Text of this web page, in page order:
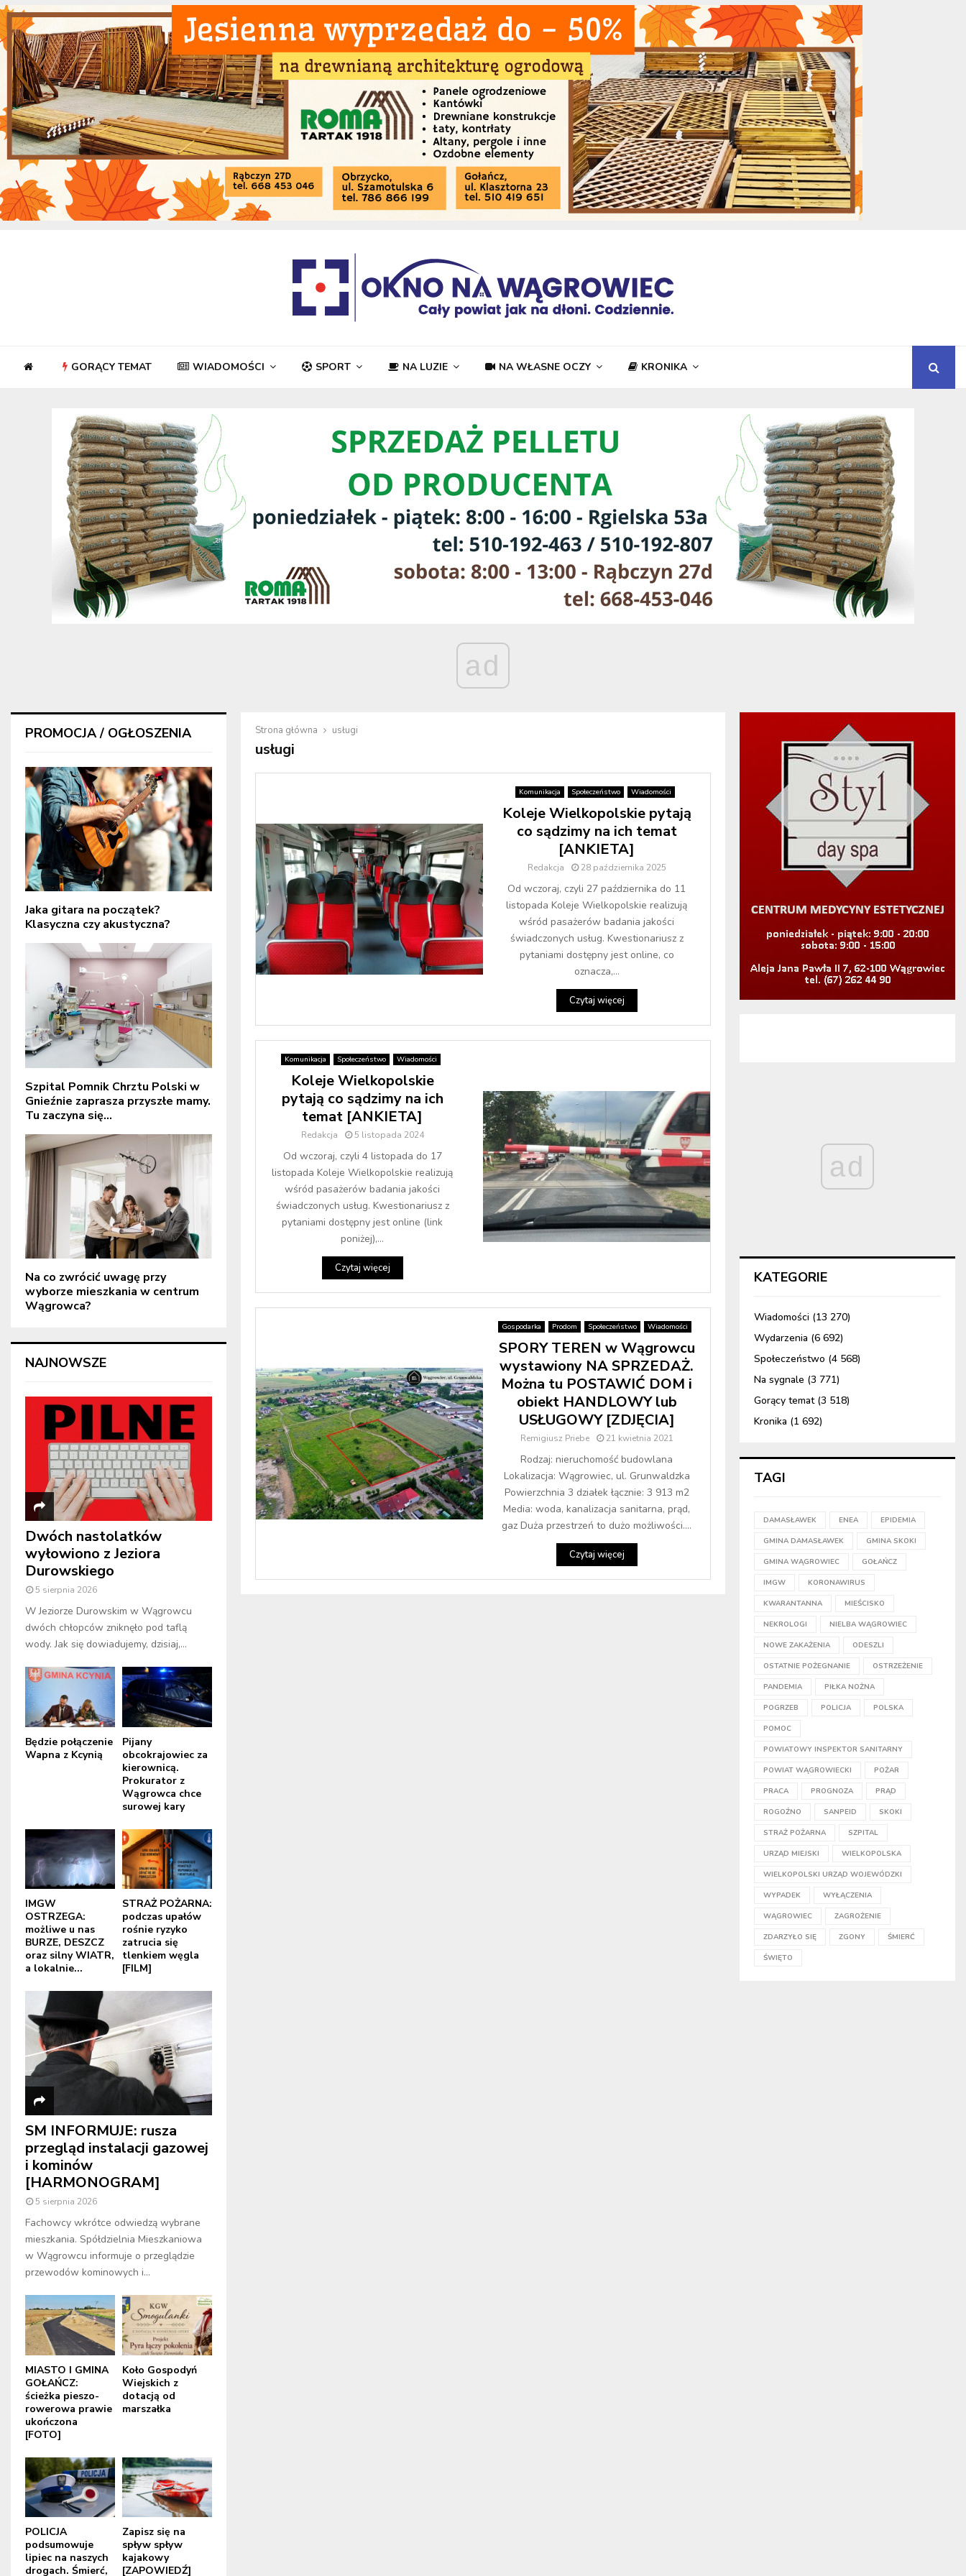
GORĄCY TEMAT WIADOMOŚCI SPORT NA LUZIE NA WŁASNE OCZY KRONIKA
ad
Strona główna usługi
usługi
Komunikacja Społeczeństwo Wiadomości
Koleje Wielkopolskie pytają
co sądzimy na ich temat
[ANKIETA]
Redakcja 28 października 2025
Od wczoraj, czyli 27 października do 11
listopada Koleje Wielkopolskie realizują
wśród pasażerów badania jakości
świadczonych usług. Kwestionariusz z
pytaniami dostępny jest online, co
oznacza,...
Czytaj więcej
Komunikacja Społeczeństwo Wiadomości
Koleje Wielkopolskie
pytają co sądzimy na ich
temat [ANKIETA]
Redakcja 5 listopada 2024
Od wczoraj, czyli 4 listopada do 17
listopada Koleje Wielkopolskie realizują
wśród pasażerów badania jakości
świadczonych usług. Kwestionariusz z
pytaniami dostępny jest online (link
poniżej),...
Czytaj więcej
Gospodarka Prodom Społeczeństwo Wiadomości
SPORY TEREN w Wągrowcu
wystawiony NA SPRZEDAŻ.
Można tu POSTAWIĆ DOM i
obiekt HANDLOWY lub
USŁUGOWY [ZDJĘCIA]
Remigiusz Priebe 21 kwietnia 2021
Rodzaj: nieruchomość budowlana
Lokalizacja: Wągrowiec, ul. Grunwaldzka
Powierzchnia 3 działek łącznie: 3 913 m2
Media: woda, kanalizacja sanitarna, prąd,
gaz Duża przestrzeń to dużo możliwości....
Czytaj więcej
PROMOCJA / OGŁOSZENIA
Jaka gitara na początek?
Klasyczna czy akustyczna?
Szpital Pomnik Chrztu Polski w
Gnieźnie zaprasza przyszłe mamy.
Tu zaczyna się...
Na co zwrócić uwagę przy
wyborze mieszkania w centrum
Wągrowca?
NAJNOWSZE
Dwóch nastolatków
wyłowiono z Jeziora
Durowskiego
5 sierpnia 2026
W Jeziorze Durowskim w Wągrowcu
dwóch chłopców zniknęło pod taflą
wody. Jak się dowiadujemy, dzisiaj,...
Będzie połączenie
Wapna z Kcynią
Pijany
obcokrajowiec za
kierownicą.
Prokurator z
Wągrowca chce
surowej kary
IMGW
OSTRZEGA:
możliwe u nas
BURZE, DESZCZ
oraz silny WIATR,
a lokalnie...
STRAŻ POŻARNA:
podczas upałów
rośnie ryzyko
zatrucia się
tlenkiem węgla
[FILM]
SM INFORMUJE: rusza
przegląd instalacji gazowej
i kominów
[HARMONOGRAM]
5 sierpnia 2026
Fachowcy wkrótce odwiedzą wybrane
mieszkania. Spółdzielnia Mieszkaniowa
w Wągrowcu informuje o przeglądzie
przewodów kominowych i...
MIASTO I GMINA
GOŁAŃCZ:
ścieżka pieszo-
rowerowa prawie
ukończona
[FOTO]
Koło Gospodyń
Wiejskich z
dotacją od
marszałka
POLICJA
podsumowuje
lipiec na naszych
drogach. Śmierć,
Zapisz się na
spływ spływ
kajakowy
[ZAPOWIEDŹ]
ad
KATEGORIE
Wiadomości (13 270)
Wydarzenia (6 692)
Społeczeństwo (4 568)
Na sygnale (3 771)
Gorący temat(3 518)
Kronika (1 692)
TAGI
DAMASŁAWEK ENEA EPIDEMIA
GMINA DAMASŁAWEK GMINA SKOKI
GMINA WĄGROWIEC GOŁAŃCZ
IMGW KORONAWIRUS
KWARANTANNA MIEŚCISKO
NEKROLOGI NIELBA WĄGROWIEC
NOWE ZAKAŻENIA ODESZLI
OSTATNIE POŻEGNANIE OSTRZEŻENIE
PANDEMIA PIŁKA NOŻNA
POGRZEB POLICJA POLSKA
POMOC
POWIATOWY INSPEKTOR SANITARNY
POWIAT WĄGROWIECKI POŻAR
PRACA PROGNOZA PRĄD
ROGOŹNO SANPEID SKOKI
STRAŻ POŻARNA SZPITAL
URZĄD MIEJSKI WIELKOPOLSKA
WIELKOPOLSKI URZĄD WOJEWÓDZKI
WYPADEK WYŁĄCZENIA
WĄGROWIEC ZAGROŻENIE
ZDARZYŁO SIĘ ZGONY ŚMIERĆ
ŚWIĘTO